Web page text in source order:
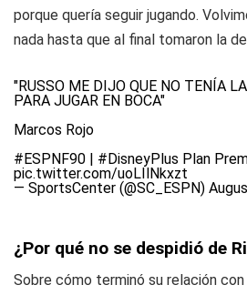
porque quería seguir jugando.
nada hasta que al final tomaron la
"RUSSO ME DIJO QUE NO TENÍA
PARA JUGAR EN BOCA"
Marcos Rojo
#ESPNF90 | #DisneyPlus Plan
pic.twitter.com/uoLIlNkxzt
— SportsCenter (@SC_ESPN)
¿Por qué no se despidió de
Sobre cómo terminó su relación